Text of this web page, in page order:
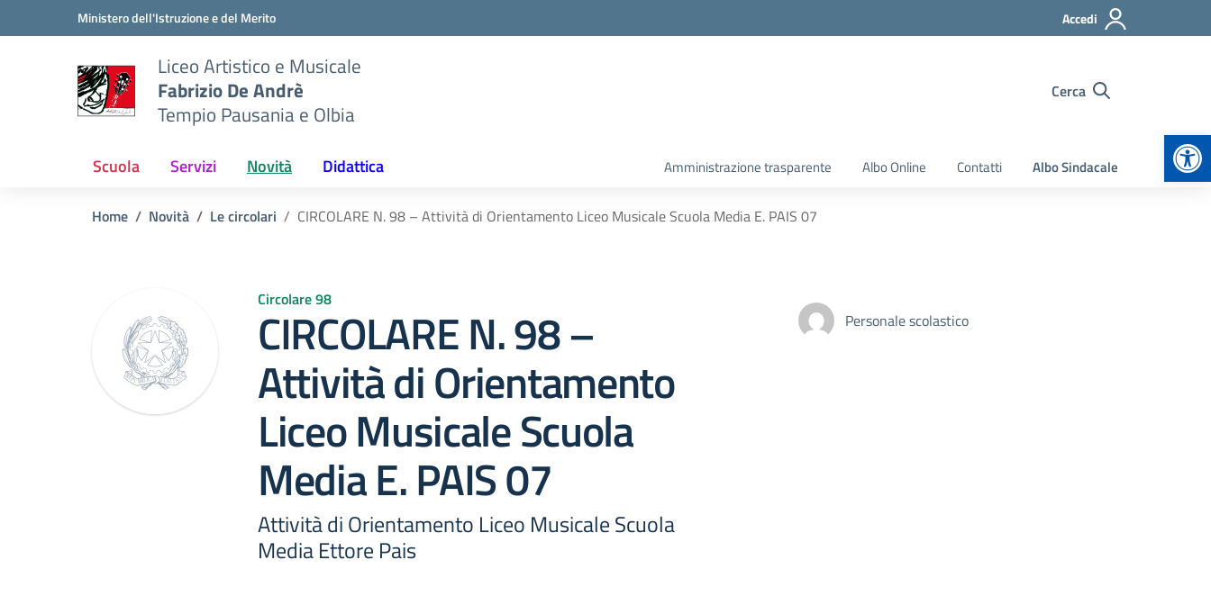
Vai ai contenuti
Vai al menu di navigazioneMinistero dell'Istruzione e del Merito Accedi
Liceo Artistico e Musicale
Fabrizio De Andrè
Tempio Pausania e Olbia
Cerca
Scuola Servizi Novità Didattica Amministrazione trasparente Albo Online Contatti Albo Sindacale
Home Novità Le circolari CIRCOLARE N. 98 – Attività di Orientamento Liceo Musicale Scuola Media E. PAIS 07
Circolare 98
CIRCOLARE N. 98 –
Attività di Orientamento
Liceo Musicale Scuola
Media E. PAIS 07
Attività di Orientamento Liceo Musicale Scuola
Media Ettore Pais
Personale scolastico